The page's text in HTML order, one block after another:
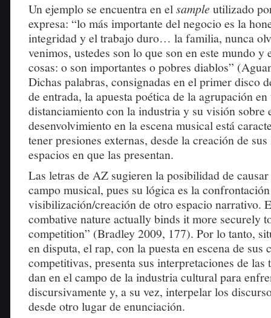
Un ejemplo se encuentra en elsample utilizado
expresa: “lo más importante del negocio es la
integridad y el trabajo duro… la familia, nunca
venimos, ustedes son lo que son en este mundo y
cosas: o son importantes o pobres diablos”
Dichas palabras, consignadas en el primer disco
de entrada, la apuesta poética de la agrupación
distanciamiento con la industria y su visión sobre
desenvolvimiento en la escena musical está
tener presiones externas, desde la creación de
espacios en que las presentan.
Las letras de AZ sugieren la posibilidad de
campo musical, pues su lógica es la
visibilización/creación de otro espacio narrativo.
combative nature actually binds it more securely
competition” (Bradley 2009, 177). Por lo tanto,
en disputa, el rap, con la puesta en escena de sus
competitivas, presenta sus interpretaciones de las
dan en el campo de la industria cultural para
discursivamente y, a su vez, interpelar los
desde otro lugar de enunciación.